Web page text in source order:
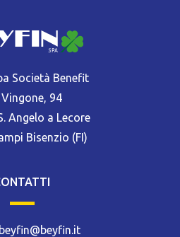
Società Benefit
94
Angelo a Lecore
Bisenzio (FI)